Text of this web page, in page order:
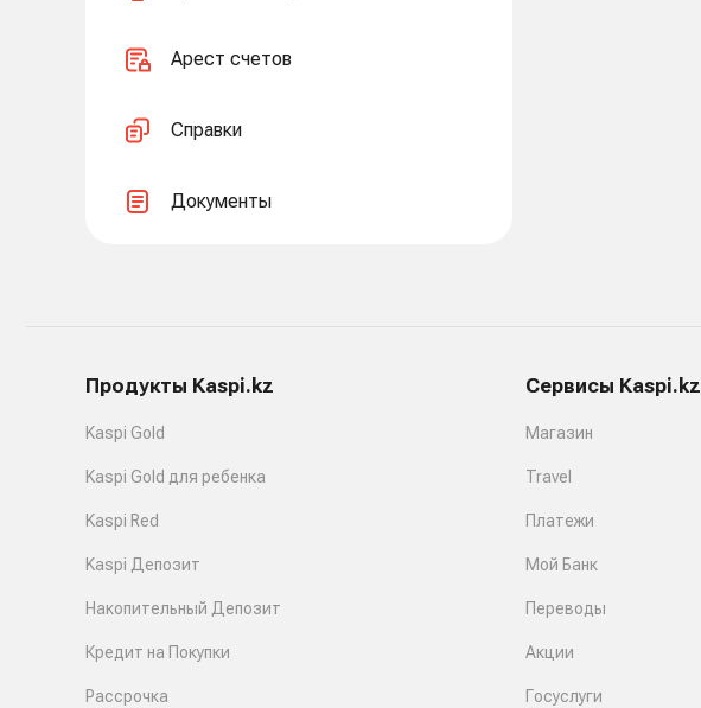
Арест счетов
Справки
Документы
Продукты Kaspi.kz
Kaspi Gold
Kaspi Gold для ребенка
Kaspi Red
Kaspi Депозит
Накопительный Депозит
Кредит на Покупки
Рассрочка
Сервисы Kaspi.kz
Магазин
Travel
Платежи
Мой Банк
Переводы
Акции
Госуслуги